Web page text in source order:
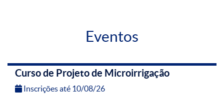
Eventos
Curso de Projeto de Microirrigação
Inscrições até 10/08/26